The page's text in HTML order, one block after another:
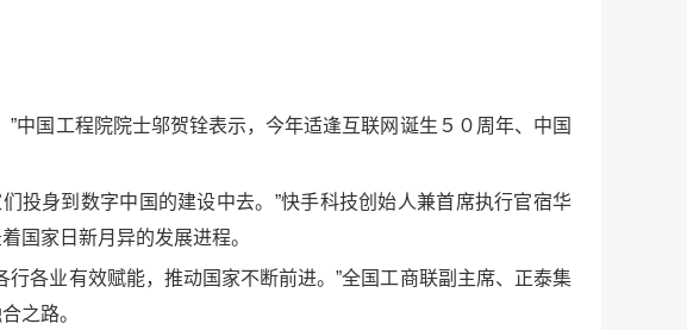
中国工程院院士邬贺铨表示，今年适逢互联网诞生５０周年、中国
投身到数字中国的建设中去。”快手科技创始人兼首席执行官宿华
国家日新月异的发展进程。
各业有效赋能，推动国家不断前进。”全国工商联副主席、正泰集
之路。